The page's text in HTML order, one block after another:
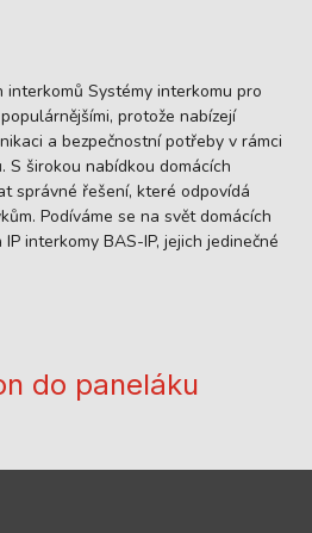
interkomů Systémy interkomu pro
protože nabízejí
a bezpečnostní potřeby v rámci
širokou nabídkou domácích
správné řešení, které odpovídá
Podíváme se na svět domácích
interkomy BAS-IP, jejich jedinečné
do paneláku